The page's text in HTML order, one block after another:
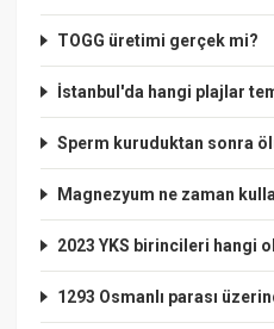
TOGG üretimi gerçek mi?
İstanbul'da hangi plajlar
Sperm kuruduktan sonra
Magnezyum ne zaman
2023 YKS birincileri hangi
1293 Osmanlı parası